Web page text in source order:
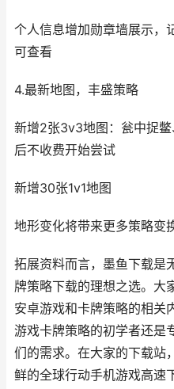
个人信息增加勋章墙展示，
可查看
4.最新地图，丰盛策略
新增2张3v3地图：瓮中捉
后不收费开始尝试
新增30张1v1地图
地形变化将带来更多策略变
拓展资料而言，墨鱼下载是
牌策略下载的理想之选。大
安卓游戏和卡牌策略的相关
游戏卡牌策略的初学者还是
们的需求。在大家的下载站
鲜的全球行动手机游戏高速